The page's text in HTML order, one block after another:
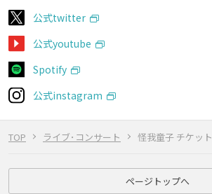
TOP ライブ･コンサート 怪我童子 チケット
公式twitter
公式youtube
Spotify
公式instagram
ページトップへ